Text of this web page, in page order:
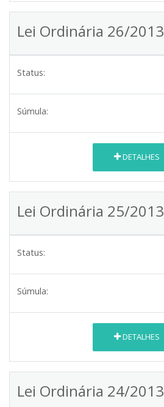
Lei Ordinária 26/2013
Status:
Súmula:
DETALHES
Lei Ordinária 25/2013
Status:
Súmula:
DETALHES
Lei Ordinária 24/2013